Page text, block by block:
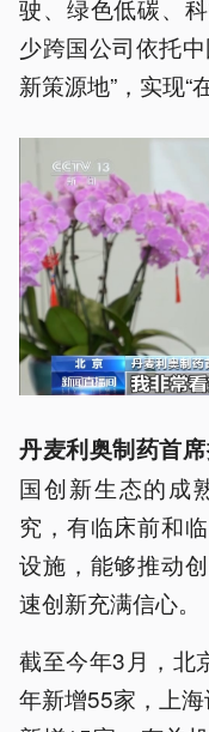
驶、绿色低碳、
少跨国公司依托
新策源地”，实现“
丹麦利奥制药首
国创新生态的成
究，有临床前和
设施，能够推动
速创新充满信心。
截至今年3月，北
年新增55家，上